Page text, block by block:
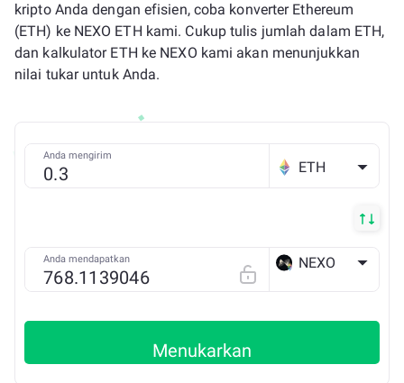
kripto Anda dengan efisien, coba konverter Ethereum
(ETH) ke NEXO ETH kami. Cukup tulis jumlah dalam ETH,
dan kalkulator ETH ke NEXO kami akan menunjukkan
nilai tukar untuk Anda.
Anda mengirim
ETH
Anda mendapatkan NEXO
Menukarkan